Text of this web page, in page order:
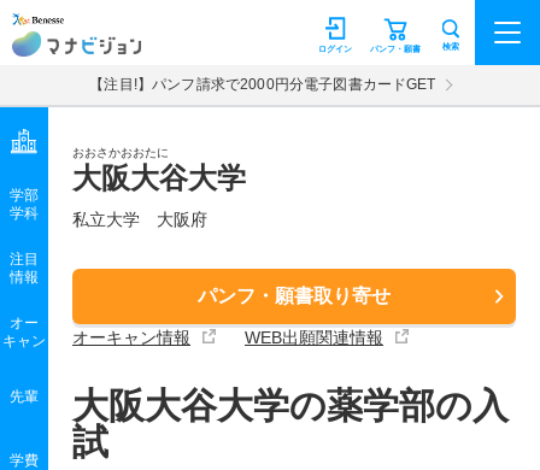
マナビジョン パンフ・願書
ログイン 検索
【注目!】パンフ請求で2000円分電子図書カードGET
おおさかおおたに
大阪大谷大学
私立大学 大阪府
パンフ・願書取り寄せ
オーキャン情報 WEB出願関連情報
学部
学科
注目
情報
オー
キャン
先輩
学費
大阪大谷大学の薬学部の入
試